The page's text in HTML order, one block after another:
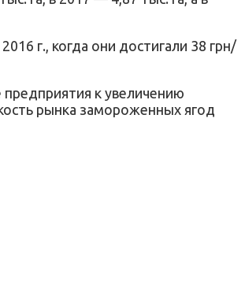
г., когда они достигали 38 грн/
предприятия к увеличению
рынка замороженных ягод